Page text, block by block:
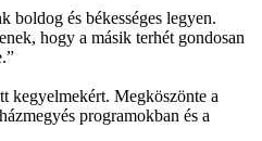
boldog és békességes legyen.
hogy a másik terhét gondosan
kegyelmekért. Megköszönte a
programokban és a